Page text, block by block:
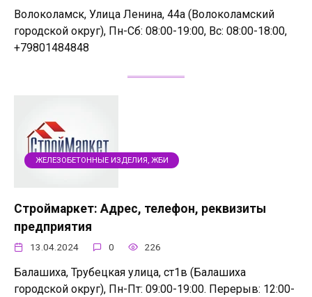
Волоколамск, Улица Ленина, 44а (Волоколамский
городской округ), Пн-Сб: 08:00-19:00, Вс: 08:00-18:00,
+79801484848
ЖЕЛЕЗОБЕТОННЫЕ ИЗДЕЛИЯ, ЖБИ
Строймаркет: Адрес, телефон, реквизиты
предприятия
13.04.2024 0 226
Балашиха, Трубецкая улица, ст1в (Балашиха
городской округ), Пн-Пт: 09:00-19:00. Перерыв: 12:00-